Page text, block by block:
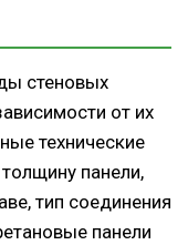
стеновых
от их
технические
панели,
тип соединения
панели